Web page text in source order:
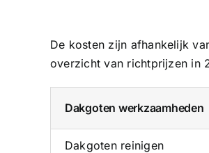
De kosten zijn afhankelijk
overzicht van richtprijzen in
Dakgoten werkzaamheden
Dakgoten reinigen